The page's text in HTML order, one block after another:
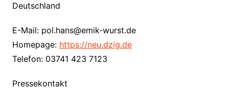
Deutschland
E-Mail: pol.hans@emik-wurst.de
Homepage: https://neu.dzig.de
Telefon: 03741 423 7123
Pressekontakt